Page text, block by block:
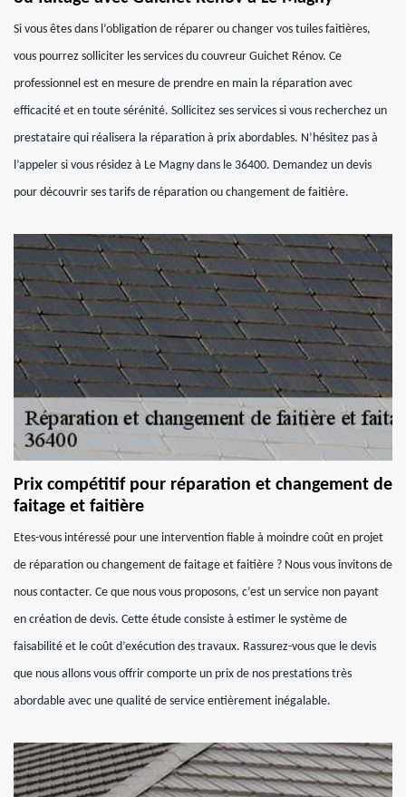
Si vous êtes dans l’obligation de réparer ou changer vos tuiles faitières,
vous pourrez solliciter les services du couvreur Guichet Rénov. Ce
professionnel est en mesure de prendre en main la réparation avec
efficacité et en toute sérénité. Sollicitez ses services si vous recherchez un
prestataire qui réalisera la réparation à prix abordables. N’hésitez pas à
l’appeler si vous résidez à Le Magny dans le 36400. Demandez un devis
pour découvrir ses tarifs de réparation ou changement de faitière.
Prix compétitif pour réparation et changement de
faitage et faitière
Etes-vous intéressé pour une intervention fiable à moindre coût en projet
de réparation ou changement de faitage et faitière ? Nous vous invitons de
nous contacter. Ce que nous vous proposons, c’est un service non payant
en création de devis. Cette étude consiste à estimer le système de
faisabilité et le coût d’exécution des travaux. Rassurez-vous que le devis
que nous allons vous offrir comporte un prix de nos prestations très
abordable avec une qualité de service entièrement inégalable.